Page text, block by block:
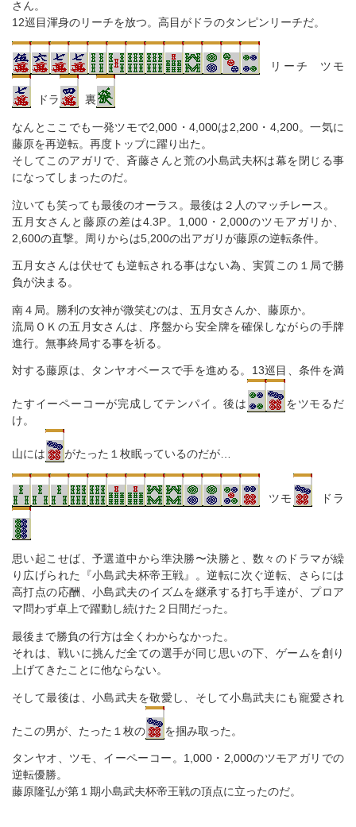
さん。
12巡目渾身のリーチを放つ。高目がドラのタンピンリーチだ。
リーチ ツモ
ドラ 裏
なんとここでも一発ツモで2,000・4,000は2,200・4,200。一気に
藤原を再逆転。再度トップに躍り出た。
そしてこのアガリで、斉藤さんと荒の小島武夫杯は幕を閉じる事
になってしまったのだ。
泣いても笑っても最後のオーラス。最後は２人のマッチレース。
五月女さんと藤原の差は4.3P。1,000・2,000のツモアガリか、
2,600の直撃。周りからは5,200の出アガリが藤原の逆転条件。
五月女さんは伏せても逆転される事はない為、実質この１局で勝
負が決まる。
南４局。勝利の女神が微笑むのは、五月女さんか、藤原か。
流局ＯＫの五月女さんは、序盤から安全牌を確保しながらの手牌
進行。無事終局する事を祈る。
対する藤原は、タンヤオベースで手を進める。13巡目、条件を満
たすイーペーコーが完成してテンパイ。後は
をツモるだ
け。
山には がたった１枚眠っているのだが…
ツモ ドラ
思い起こせば、予選道中から準決勝〜決勝と、数々のドラマが繰
り広げられた『小島武夫杯帝王戦』。逆転に次ぐ逆転、さらには
高打点の応酬、小島武夫のイズムを継承する打ち手達が、プロア
マ問わず卓上で躍動し続けた２日間だった。
最後まで勝負の行方は全くわからなかった。
それは、戦いに挑んだ全ての選手が同じ思いの下、ゲームを創り
上げてきたことに他ならない。
そして最後は、小島武夫を敬愛し、そして小島武夫にも寵愛され
たこの男が、たった１枚の を掴み取った。
タンヤオ、ツモ、イーペーコー。1,000・2,000のツモアガリでの
逆転優勝。
藤原隆弘が第１期小島武夫杯帝王戦の頂点に立ったのだ。